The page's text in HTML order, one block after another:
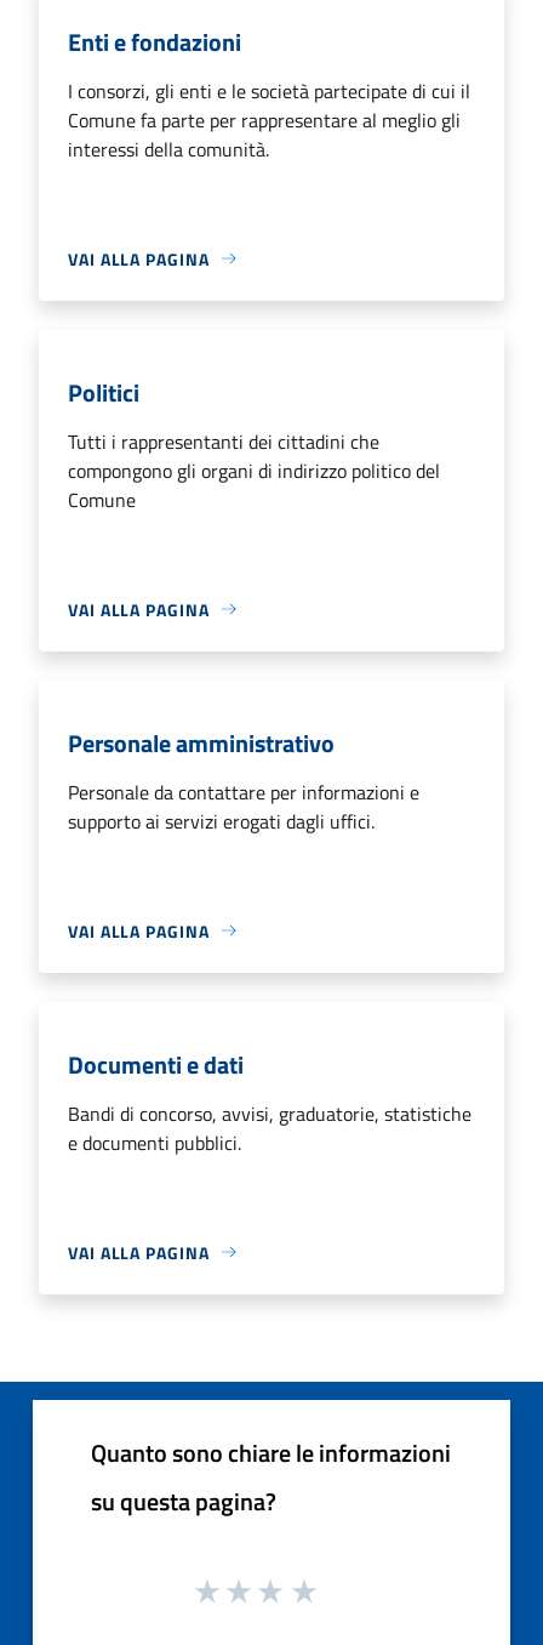
Enti e fondazioni
I consorzi, gli enti e le società partecipate di cui il
Comune fa parte per rappresentare al meglio gli
interessi della comunità.
VAI ALLA PAGINA
Politici
Tutti i rappresentanti dei cittadini che
compongono gli organi di indirizzo politico del
Comune
VAI ALLA PAGINA
Personale amministrativo
Personale da contattare per informazioni e
supporto ai servizi erogati dagli uffici.
VAI ALLA PAGINA
Documenti e dati
Bandi di concorso, avvisi, graduatorie, statistiche
e documenti pubblici.
VAI ALLA PAGINA
Quanto sono chiare le informazioni
su questa pagina?